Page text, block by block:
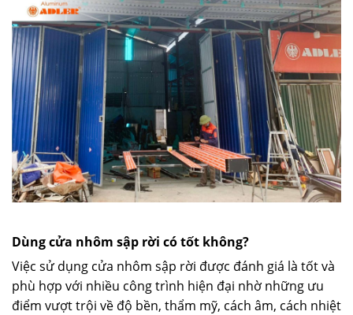
Dùng cửa nhôm sập rời có tốt không?
Việc sử dụng cửa nhôm sập rời được đánh giá là tốt và
phù hợp với nhiều công trình hiện đại nhờ những ưu
điểm vượt trội về độ bền, thẩm mỹ, cách âm, cách nhiệt